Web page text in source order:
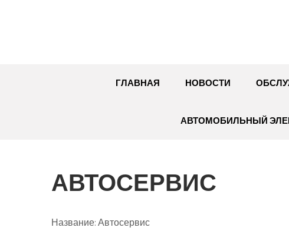
ГЛАВНАЯ НОВОСТИ
АВТОМОБИЛЬНЫЙ
АВТОСЕРВИС
Название:Автосервис